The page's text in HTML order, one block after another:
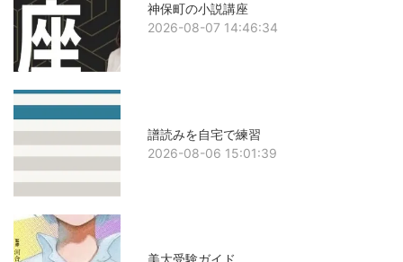
神保町の小説講座
2026-08-07 14:46:34
譜読みを自宅で練習
2026-08-06 15:01:39
美大受験ガイド